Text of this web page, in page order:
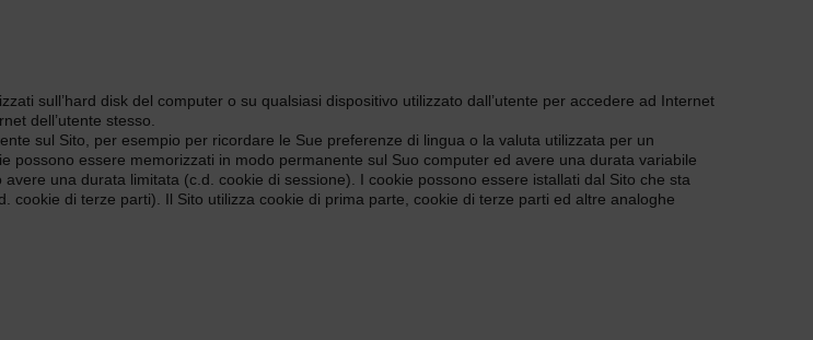
sull’hard disk del computer o su qualsiasi dispositivo utilizzato dall’utente per accedere ad Internet
dell’utente stesso.
sul Sito, per esempio per ricordare le Sue preferenze di lingua o la valuta utilizzata per un
possono essere memorizzati in modo permanente sul Suo computer ed avere una durata variabile
una durata limitata (c.d. cookie di sessione). I cookie possono essere istallati dal Sito che sta
di terze parti). Il Sito utilizza cookie di prima parte, cookie di terze parti ed altre analoghe